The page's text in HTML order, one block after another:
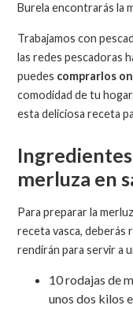
Burela encontrarás la
Trabajamos con
las redes pescadoras
puedes comprarlos
comodidad de tu
esta deliciosa receta
merluza en
Para preparar la
receta vasca,
rendirán para servir a
10 rodajas de
unos dos kilos